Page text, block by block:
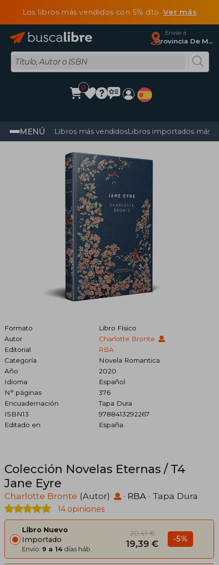
Los libros más vendidos con 5% dtoVer más
Enviar a
Provincia De Madrid
0
MENÚ Libros más vendidosLibros importados más
Formato
Libro Físico
Autor
Charlotte Bronte
Editorial
RBA
Categoría
Novela Romantica
Año
2020
Idioma
Español
N° páginas
376
Encuadernación
Tapa Dura
ISBN13
9788413292267
Editado en
España
Colección Novelas Eternas / T4
Jane Eyre
Charlotte Bronte (Autor) · RBA · Tapa Dura
14 opiniones
Libro Nuevo
Importado
Envío: 9 a 14 días háb.
20,41 €
19,39 € -5%